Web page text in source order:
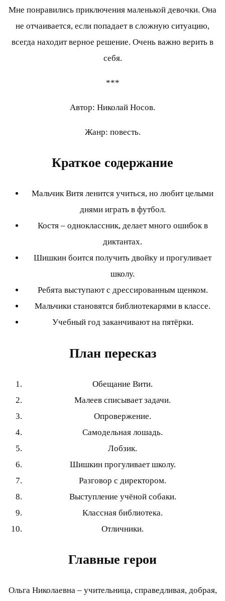
Мне понравились приключения маленькой девочки. Она
не отчаивается, если попадает в сложную ситуацию,
всегда находит верное решение. Очень важно верить в
себя.
***
Автор: Николай Носов.
Жанр: повесть.
Краткое содержание
Мальчик Витя ленится учиться, но любит целыми
днями играть в футбол.
Костя – одноклассник, делает много ошибок в
диктантах.
Шишкин боится получить двойку и прогуливает
школу.
Ребята выступают с дрессированным щенком.
Мальчики становятся библиотекарями в классе.
Учебный год заканчивают на пятёрки.
План пересказ
Обещание Вити.
Малеев списывает задачи.
Опровержение.
Самодельная лошадь.
Лобзик.
Шишкин прогуливает школу.
Разговор с директором.
Выступление учёной собаки.
Классная библиотека.
Отличники.
Главные герои
Ольга Николаевна – учительница, справедливая, добрая,